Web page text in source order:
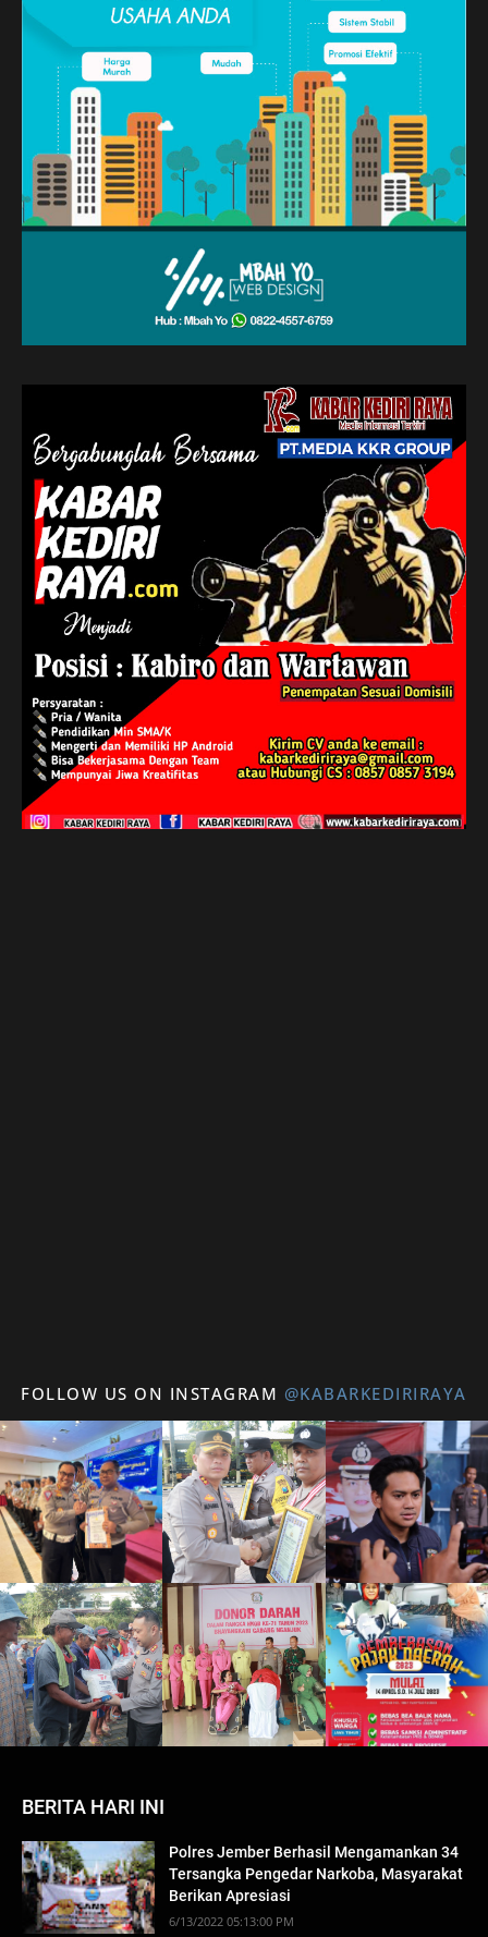
FOLLOW US ON INSTAGRAM @KABARKEDIRIRAYA
BERITA HARI INI
Polres Jember Berhasil Mengamankan 34
Tersangka Pengedar Narkoba, Masyarakat
Berikan Apresiasi
6/13/2022 05:13:00 PM